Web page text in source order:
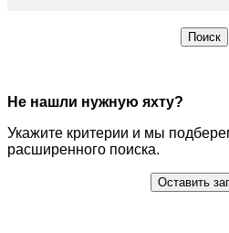
Поиск
Не нашли нужную яхту?
Укажите критерии и мы
расширенного поиска.
Оставить